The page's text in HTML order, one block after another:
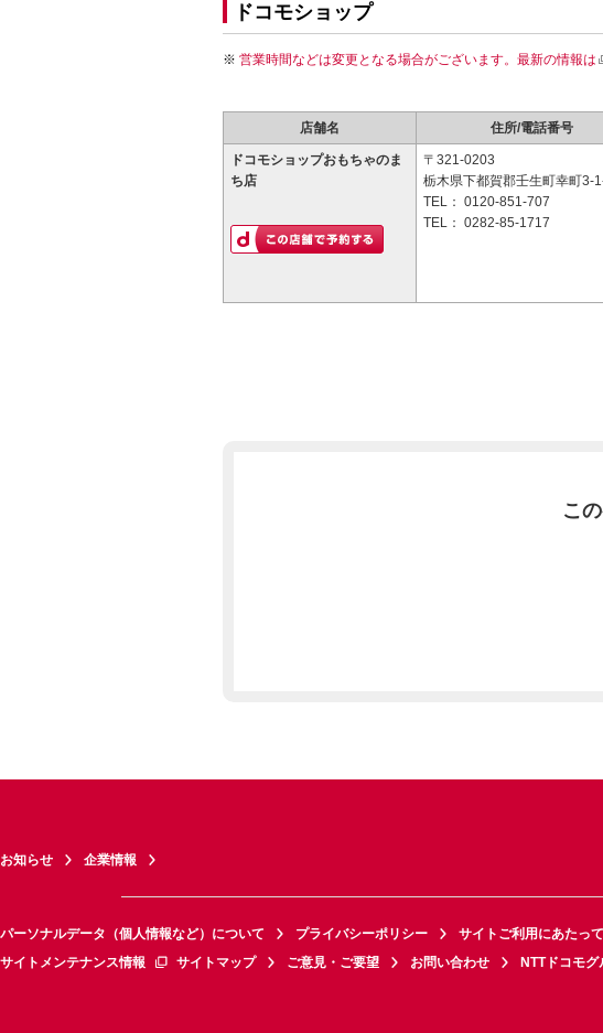
ドコモショップ
営業時間などは変更となる場合がございます。最新の情報は
店舗名 住所/電話番号
ドコモショップおもちゃのま
ち店
〒321-0203
栃木県下都賀郡壬生町幸町3-
TEL： 0120-851-707
TEL： 0282-85-1717
こ
お知らせ 企業情報
パーソナルデータ（個人情報など）について プライバシーポリシー サイトご利用にあたって
サイトメンテナンス情報
サイトマップ ご意見・ご要望 お問い合わせ NTTドコモグ